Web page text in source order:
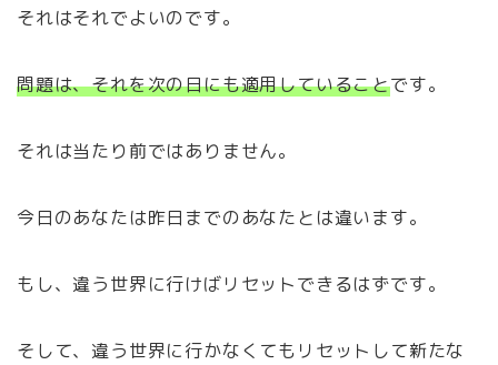
それはそれでよいのです。
問題は、それを次の日にも適用していることです。
それは当たり前ではありません。
今日のあなたは昨日までのあなたとは違います。
もし、違う世界に行けばリセットできるはずです。
そして、違う世界に行かなくてもリセットして新たな